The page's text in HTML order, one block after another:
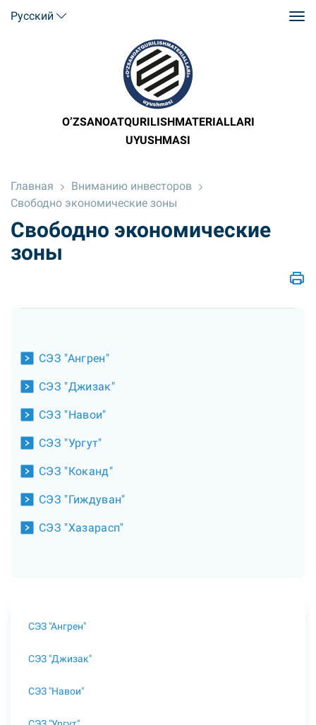
Русский
O’ZSANOATQURILISHMATERIALLARI
UYUSHMASI
Главная
Вниманию инвесторов
Свободно экономические зоны
Свободно экономические
зоны
СЭЗ "Ангрен"
СЭЗ "Джизак"
СЭЗ "Навои"
СЭЗ "Ургут"
СЭЗ "Коканд"
СЭЗ "Гиждуван"
СЭЗ "Хазарасп"
СЭЗ "Ангрен"
СЭЗ "Джизак"
СЭЗ "Навои"